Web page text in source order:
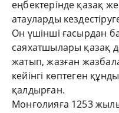
еңбектерінде қазақ
атауларды
Он үшінші ғасырдан
саяхатшылары қазақ
жатып, жазған
кейінгі көптеген
қалдырған.
Монғолияға 1253